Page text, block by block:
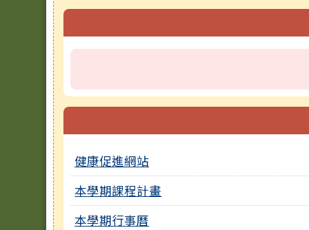
健康促進網站
本學期課程計畫
本學期行事曆